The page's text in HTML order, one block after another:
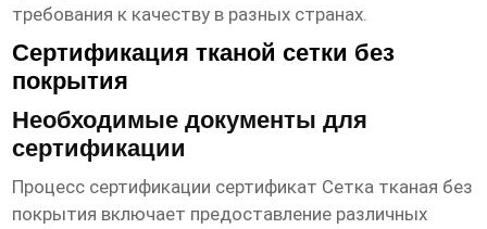
требования к качеству в разных странах.
Сертификация тканой сетки без
покрытия
Необходимые документы для
сертификации
Процесс сертификации сертификат Сетка тканая без
покрытия включает предоставление различных